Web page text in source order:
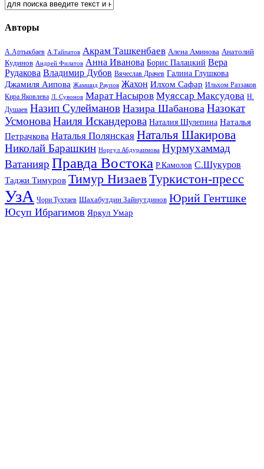
Авторы
А.Артыкбаев А.Тайпатов Акрам Ташкенбаев Алена Аминова Анатолий
Кудинов Андрей Филатов Анна Иванова Борис Палацкий Вера
Рудакова Владимир Дубов Вячеслав Драчев Галина Глушкова
Джамиля Аипова Жамшид Раупов Жахон Илхом Сафар Ильхом Раззаков
Кира Яковлева Л. Сувонов Марат Насыров Муяссар Максудова Н.
Душаев Назип Сулейманов Назира Шабанова Назокат
УсмоноваНаиля Искандерова Наталия Шулепина Наталья
Петрачкова Наталья Полянская Наталья Шакирова
Николай Барашкин Норгул Абдураимова Нурмухаммад
Ватанияр Правда Востока Р.Камолов С.Шукуров
Таджи Тимуров Тимур НизаевТуркистон-пресс
УзА Чори Тухтаев Шахабутдин Зайнутдинов Юрий Гентшке
Юсуп Ибрагимов Яркул Умар